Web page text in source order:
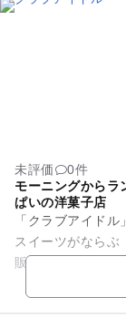
未評価
0件
モーニングからラ
ぱいの洋菓子店
「クラブアイド
スイーツがならぶ
販売する「ブラン
フェが味わえる